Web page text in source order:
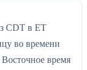
CDT в ET
во времени
время